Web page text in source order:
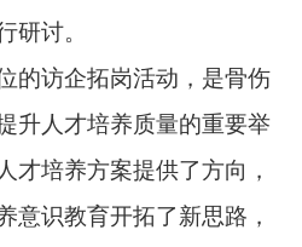
研讨。
访企拓岗活动，是骨伤
升人才培养质量的重要举
才培养方案提供了方向，
意识教育开拓了新思路，